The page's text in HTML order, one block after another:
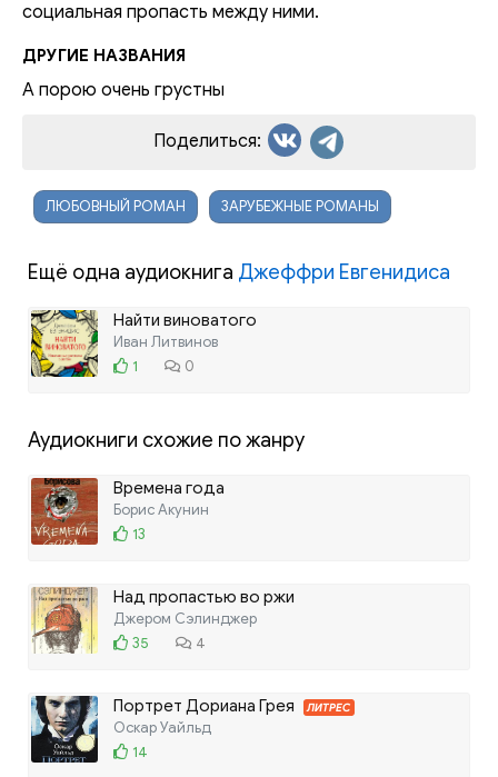
социальная пропасть между ними.
ДРУГИЕ НАЗВАНИЯ
А порою очень грустны
Поделиться:
ЛЮБОВНЫЙ РОМАН ЗАРУБЕЖНЫЕ РОМАНЫ
Ещё одна аудиокнига Джеффри Евгенидиса
Найти виноватого
Иван Литвинов
1
0
Аудиокниги схожие по жанру
Времена года
Борис Акунин
13
Над пропастью во ржи
Джером Сэлинджер
35
4
Портрет Дориана Грея ЛИТРЕС
Оскар Уайльд
14